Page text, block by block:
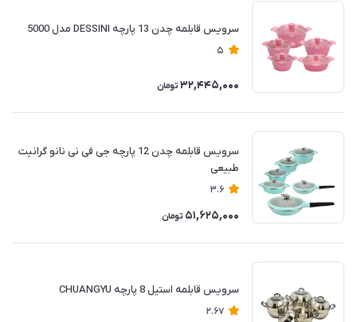
سرویس قابلمه چدن 13 پارچه DESSINI مدل 5000
5
32,445,000 تومان
سرویس قابلمه چدن 12 پارچه جی فی نی نانو گرانیت
طبیعی
3.6
51,625,000 تومان
سرویس قابلمه استیل 8 پارچه CHUANGYU
2.67